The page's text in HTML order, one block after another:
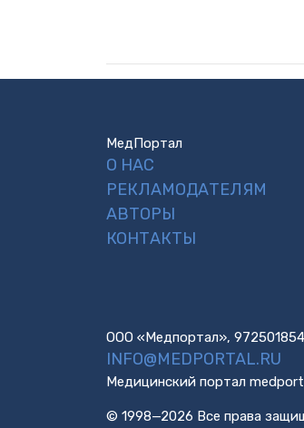
МедПортал
О НАС
РЕКЛАМОДАТЕЛЯМ
АВТОРЫ
КОНТАКТЫ
ООО «Медпортал»,
INFO@MEDPORTAL.RU
Медицинский портал
© 1998—2026 Все права